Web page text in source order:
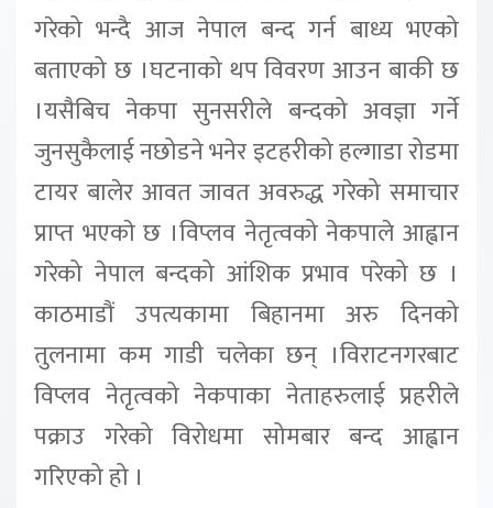
गरेको भन्दै आज नेपाल बन्द गर्न बाध्य भएको
बताएको छ ।घटनाको थप विवरण आउन बाकी छ
।यसैबिच नेकपा सुनसरीले बन्दको अवज्ञा गर्ने
जुनसुकैलाई नछोडने भनेर इटहरीको हल्गाडा रोडमा
टायर बालेर आवत जावत अवरुद्ध गरेको समाचार
प्राप्त भएकाे छ ।विप्लव नेतृत्वको नेकपाले आह्वान
गरेको नेपाल बन्दको आंशिक प्रभाव परेको छ ।
काठमाडौं उपत्यकामा बिहानमा अरु दिनको
तुलनामा कम गाडी चलेका छन् ।विराटनगरबाट
विप्लव नेतृत्वको नेकपाका नेताहरुलाई प्रहरीले
पक्राउ गरेको विरोधमा सोमबार बन्द आह्वान
गरिएको हो ।